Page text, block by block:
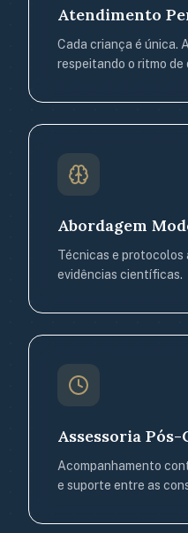
Atendimento
Cada criança é única.
respeitando o ritmo de
Abordagem
Técnicas e protocolos
evidências científicas.
Assessoria
Acompanhamento
e suporte entre as